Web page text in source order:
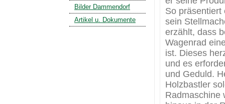
So präsentiert
sein
erzählt, dass
Wagenrad
ist. Dieses
und es
und Geduld.
Holzbastler
Radmaschine
Bilder Dammendorf
Artikel u. Dokumente